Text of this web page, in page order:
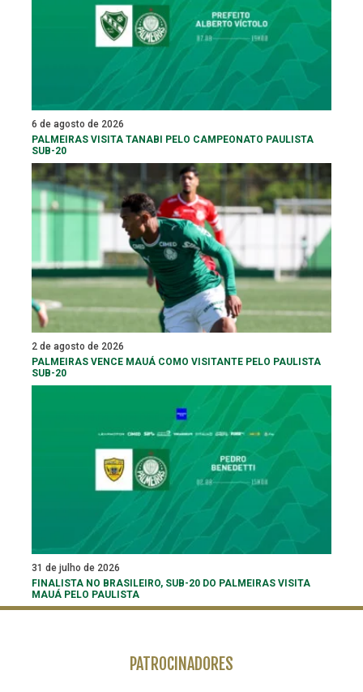
6 de agosto de 2026
PALMEIRAS VISITA TANABI PELO CAMPEONATO PAULISTA
SUB-20
2 de agosto de 2026
PALMEIRAS VENCE MAUÁ COMO VISITANTE PELO PAULISTA
SUB-20
31 de julho de 2026
FINALISTA NO BRASILEIRO, SUB-20 DO PALMEIRAS VISITA
MAUÁ PELO PAULISTA
PATROCINADORES